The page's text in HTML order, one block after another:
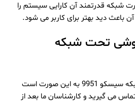
وجود دارد. ۲ پورت شبکه قدرتمند آن کارایی سیستم را
باعث دید بهتر برای کاربر می شود.
تحت شبکه
نحوه خرید تلفن تحت شبکه سیسکو 9951 به این صورت است
می گیرید و کارشناسان ما بعد از